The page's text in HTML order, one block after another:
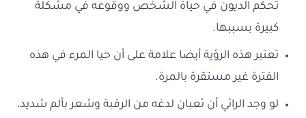
تحكم الديون في حياة الشخص ووقوعه في مشكلة
كبيرة بسببها.
تعتبر هذه الرؤية أيضا علامة على أن حيا المرء في هذه
الفترة غير مستقرة بالمرة.
لو وجد الرائي أن ثعبان لدغه من الرقبة وشعر بألم شديد،